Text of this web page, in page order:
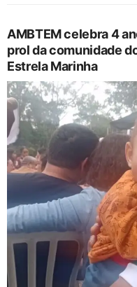
AMBTEM celebra 4
prol da comunidade
Estrela Marinha